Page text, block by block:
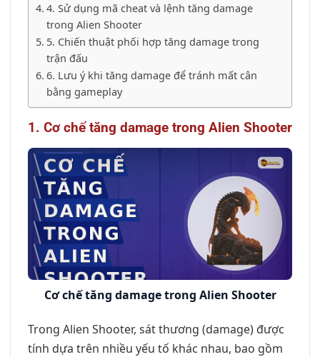
4. Sử dụng mã cheat và lệnh tăng damage
trong Alien Shooter
5. Chiến thuật phối hợp tăng damage trong
trận đấu
6. Lưu ý khi tăng damage để tránh mất cân
bằng gameplay
1. Cơ chế tăng damage trong Alien Shooter
Cơ chế tăng damage trong Alien Shooter
Trong Alien Shooter, sát thương (damage) được
tính dựa trên nhiều yếu tố khác nhau, bao gồm